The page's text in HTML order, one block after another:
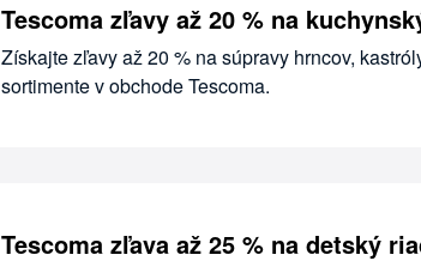
Tescoma zľavy až 20 % na
Získajte zľavy až 20 % na súpravy hrncov,
sortimente v obchode Tescoma.
Tescoma zľava až 25 % na detský